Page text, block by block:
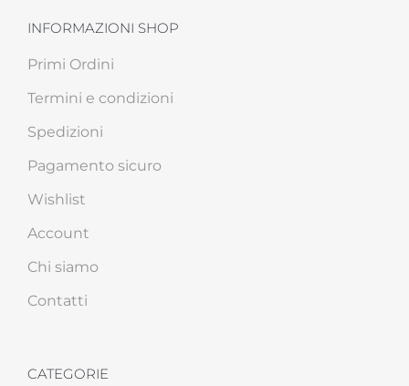
INFORMAZIONI SHOP
Primi Ordini
Termini e condizioni
Spedizioni
Pagamento sicuro
Wishlist
Account
Chi siamo
Contatti
CATEGORIE